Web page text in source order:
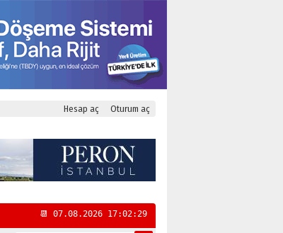
Hesap aç Oturum aç
📆 07.08.2026 17:02:30